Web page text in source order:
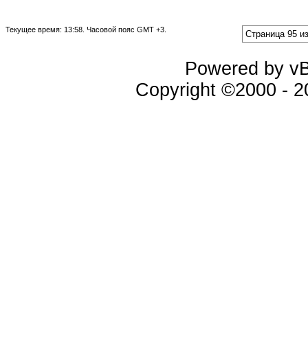
Текущее время: 13:58 . Часовой пояс GMT +3. Страница 95
Powered by
Copyright ©2000 -